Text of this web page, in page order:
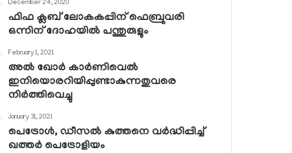
December 24, 2020
ഫിഫ ക്ലബ് ലോകകപ്പിന് ഫെബ്രുവരി
ഒന്നിന് ദോഹയില്‍ പന്തുരുളും
February 1, 2021
അല്‍ ഖോര്‍ കാര്‍ണിവെല്‍
ഇനിയൊരറിയിപ്പുണ്ടാകുന്നതുവരെ
നിര്‍ത്തിവെച്ചു
January 31, 2021
പെട്രോള്‍, ഡീസല്‍ കുത്തനെ വര്‍ദ്ധിപ്പിച്ച്
ഖത്തര്‍ പെട്രോളിയം